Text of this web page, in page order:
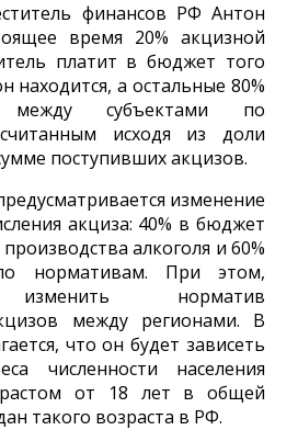
финансов РФ Антон
время 20% акцизной
платит в бюджет того
находится, а остальные 80%
между субъектами по
исходя из доли
поступивших акцизов.
изменение
акциза: 40% в бюджет
алкоголя и 60%
по нормативам. При этом,
изменить норматив
между регионами. В
что он будет зависеть
численности населения
от 18 лет в общей
такого возраста в РФ.